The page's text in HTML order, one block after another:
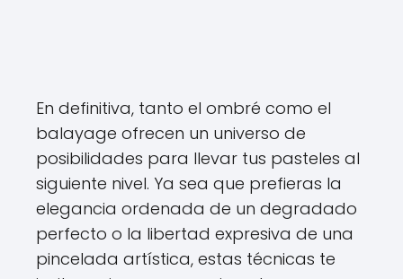
En definitiva, tanto el ombré como el
balayage ofrecen un universo de
posibilidades para llevar tus pasteles al
siguiente nivel. Ya sea que prefieras la
elegancia ordenada de un degradado
perfecto o la libertad expresiva de una
pincelada artística, estas técnicas te